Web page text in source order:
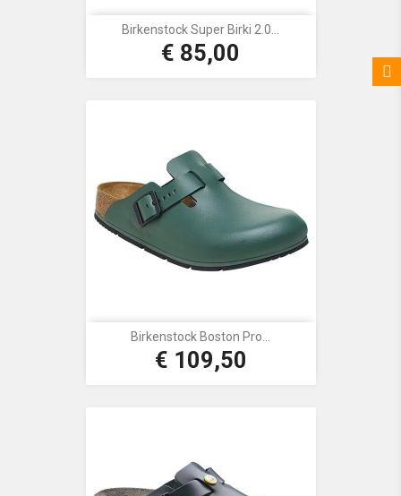
Birkenstock Super Birki 2.0...
Prijs
€ 85,00
Birkenstock Boston Pro...
Prijs
€ 109,50